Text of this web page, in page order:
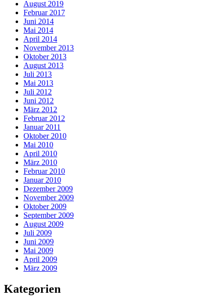
August 2019
Februar 2017
Juni 2014
Mai 2014
April 2014
November 2013
Oktober 2013
August 2013
Juli 2013
Mai 2013
Juli 2012
Juni 2012
März 2012
Februar 2012
Januar 2011
Oktober 2010
Mai 2010
April 2010
März 2010
Februar 2010
Januar 2010
Dezember 2009
November 2009
Oktober 2009
September 2009
August 2009
Juli 2009
Juni 2009
Mai 2009
April 2009
März 2009
Kategorien